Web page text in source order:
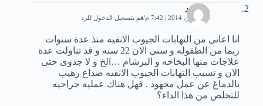
محمود
19 أكتوبر، 2014 | 7:42 م قم بتسجيل الدخول للرد
انا اعانى من التهابات الجيوب الانفيه منذ عدة سنوات
ربما من الطفوله و سنى الان 22 سنه و قد تناولت عدة
علاجات منها البخاخه و البرشام …الخ و لا جدوى حتى
الان و تسبب التهابات الجيوب الانفيه صداع رهيب
بالدماغ عن عمل مجهود . فهل هناك عمليه جراحيه
للتخلص من هذا الداء؟